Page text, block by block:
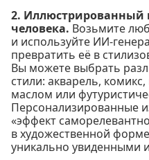
2. Иллюстрированный
человека. Возьмите
и используйте ИИ-
превратить её в
Вы можете выбрать
стили: акварель,
маслом или
Персонализированные
«эффект
в художественной
уникально увиденными